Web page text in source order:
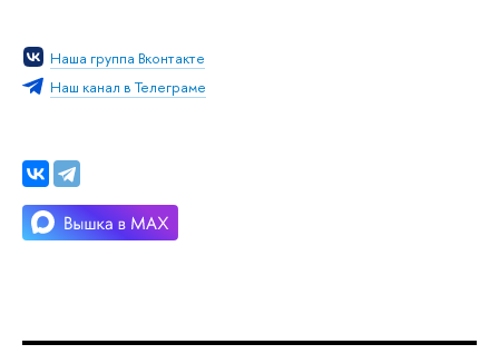
Наша группа Вконтакте
Наш канал в Телеграме